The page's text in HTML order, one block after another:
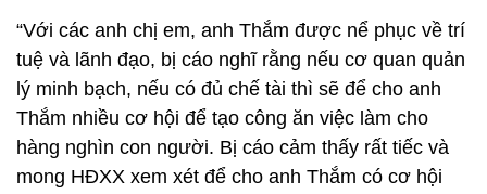
“Với các anh chị em, anh Thắm được nể phục về trí
tuệ và lãnh đạo, bị cáo nghĩ rằng nếu cơ quan quản
lý minh bạch, nếu có đủ chế tài thì sẽ để cho anh
Thắm nhiều cơ hội để tạo công ăn việc làm cho
hàng nghìn con người. Bị cáo cảm thấy rất tiếc và
mong HĐXX xem xét để cho anh Thắm có cơ hội